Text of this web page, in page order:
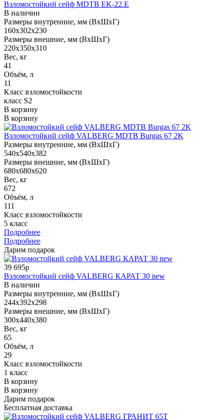
Взломостойкий сейф MDTB EK-22.E
В наличии
Размеры внутренние, мм (ВхШхГ)
160x302x230
Размеры внешние, мм (ВхШхГ)
220x350x310
Вес, кг
41
Объём, л
11
Класс взломостойкости
класс S2
В корзину
В корзину
Взломостойкий сейф VALBERG MDTB Burgas 67 2K
Размеры внутренние, мм (ВхШхГ)
540x540x382
Размеры внешние, мм (ВхШхГ)
680x680x620
Вес, кг
672
Объём, л
111
Класс взломостойкости
5 класс
Подробнее
Подробнее
Дарим подарок
39 695р
Взломостойкий сейф VALBERG КАРАТ 30 new
В наличии
Размеры внутренние, мм (ВхШхГ)
244x392x298
Размеры внешние, мм (ВхШхГ)
300x440x380
Вес, кг
65
Объём, л
29
Класс взломостойкости
1 класс
В корзину
В корзину
Дарим подарок
Бесплатная доставка